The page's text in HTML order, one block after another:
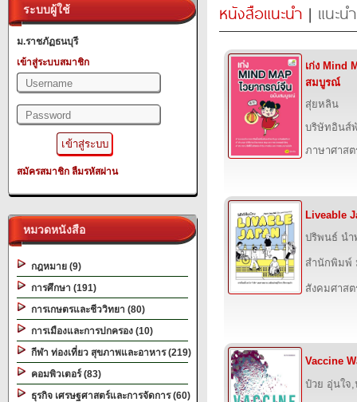
ระบบผู้ใช้
ม.ราชภัฏธนบุรี
เข้าสู่ระบบสมาชิก
สมัครสมาชิก ลืมรหัสผ่าน
หมวดหนังสือ
กฎหมาย (9)
การศึกษา (191)
การเกษตรและชีววิทยา (80)
การเมืองและการปกครอง (10)
กีฬา ท่องเที่ยว สุขภาพและอาหาร (219)
คอมพิวเตอร์ (83)
ธุรกิจ เศรษฐศาสตร์และการจัดการ (60)
หนังสือแนะนำ | แนะน
เก่ง Mind
สมบูรณ์
สุ่ยหลิน
บริษัทอินส์
ภาษาศาสต
Liveable
ปริพนธ์ นำ
สำนักพิมพ์
สังคมศาสต
Vaccine
ป๋วย อุ่นใจ